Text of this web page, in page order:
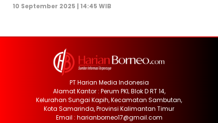
10 September 2025 | 14:45 WIB
PT Harian Media Indonesia
Alamat Kantor : Perum PKL Blok D RT 14,
Kelurahan Sungai Kapih, Kecamatan Sambutan,
Kota Samarinda, Provinsi Kalimantan Timur
Email : harianborneo17@gmail.com